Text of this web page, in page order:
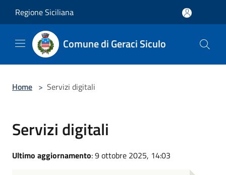
Regione Siciliana
Comune di Geraci Siculo
Home > Servizi digitali
Servizi digitali
Ultimo aggiornamento: 9 ottobre 2025, 14:03